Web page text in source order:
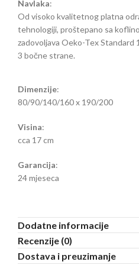
Navlaka:
Od visoko kvalitetnog platna
tehnologiji, proštepano sa
zadovoljava Oeko-Tex Standard
3 bočne strane.
Dimenzije:
80/90/140/160 x 190/200
Visina:
cca 17 cm
Garancija:
24 mjeseca
Dodatne informacije
Recenzije (0)
Dostava i preuzimanje